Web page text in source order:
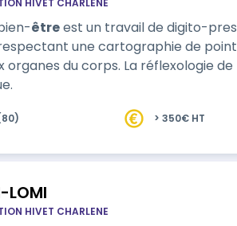
HIVET CHARLENE
êtreest un travail de digito-
une cartographie de
de bien-être ne s’utilise pas
> 350€ HT
LOMI
HIVET CHARLENE